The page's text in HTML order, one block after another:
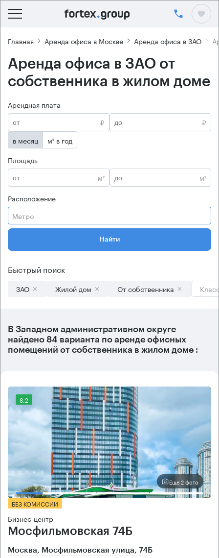
Главная Аренда офиса в Москве Аренда офиса в ЗАО
Аренда офиса в ЗАО от
собственника в жилом доме
Арендная плата
₽
₽
в месяц
м² в год
Площадь
м²
м²
Расположение
Метро
Найти
Быстрый поиск
ЗАО Жилой дом От собственника
В Западном административном округе
найдено 84 варианта по аренде офисных
помещений от собственника в жилом доме :
8.2
Еще 2 фото
БЕЗ КОМИССИИ
Бизнес-центр
Мосфильмовская 74Б
Москва, Мосфильмовская улица, 74Б